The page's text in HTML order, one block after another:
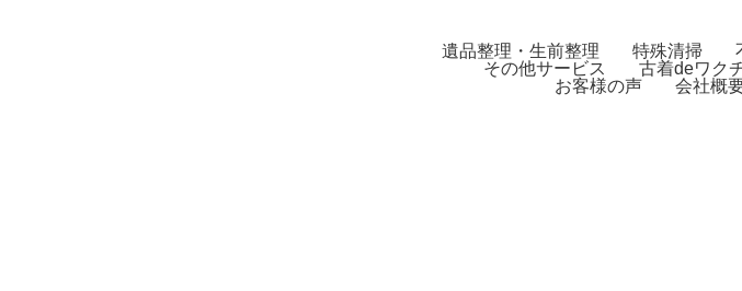
遺品整理・生前整理 特殊清掃
その他サービス
古着deワク
お客様の声
会社概